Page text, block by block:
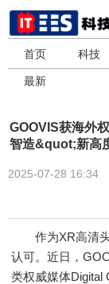
首页 科技
最新
GOOVIS获海外
智造&quot;新高
2025-07-28 16:34
作为XR高清头
认可。近日，
类权威媒体Digital